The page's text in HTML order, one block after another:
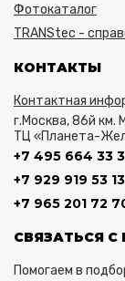
Фотокаталог
TRANStec -
КОНТАКТЫ
Контактная
г.Москва, 86й км.
ТЦ «Планета-
+7 495 664 33
+7 929 919 53 13
+7 965 201 72
СВЯЗАТЬСЯ С
Помогаем в